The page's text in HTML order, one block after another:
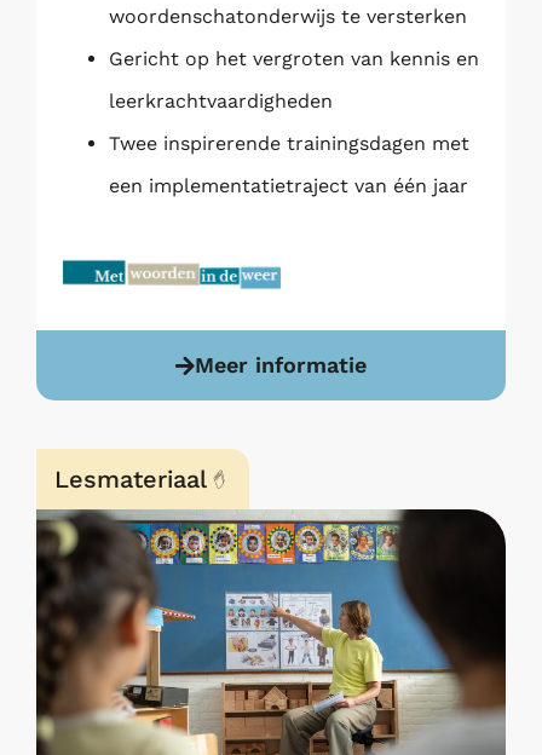
woordenschatonderwijs te versterken
Gericht op het vergroten van kennis en
leerkrachtvaardigheden
Twee inspirerende trainingsdagen met
een implementatietraject van één jaar
Meer informatie
Lesmateriaal